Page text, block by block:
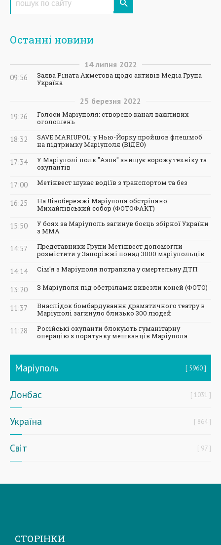
Останні новини
14 липня 2022
09:56
Заява Ріната Ахметова щодо активів Медіа Група
Україна
25 березня 2022
19:26
Голоси Маріуполя: створено канал важливих
оголошень
18:32
SAVE MARIUPOL: у Нью-Йорку пройшов флешмоб
на підтримку Маріуполя (ВІДЕО)
17:34
У Маріуполі полк "Азов" знищує ворожу техніку та
окупантів
17:00 Метінвест шукає водіїв з транспортом та без
16:25
На Лівобережжі Маріуполя обстріляно
Михайлівський собор (ФОТОФАКТ)
15:50
У боях за Маріуполь загинув боєць збірної України
з ММА
14:57
Представники Групи Метінвест допомогли
розмістити у Запоріжжі понад 3000 маріупольців
14:14 Сім'я з Маріуполя потрапила у смертельну ДТП
13:20 З Маріуполя під обстрілами вивезли коней (ФОТО)
11:37
Внаслідок бомбардування драматичного театру в
Маріуполі загинуло близько 300 людей
11:28
Російські окупанти блокують гуманітарну
операцію з порятунку мешканців Маріуполя
Маріуполь 5960
Донбас 1031
Україна 864
Світ 97
СТОРІНКИ